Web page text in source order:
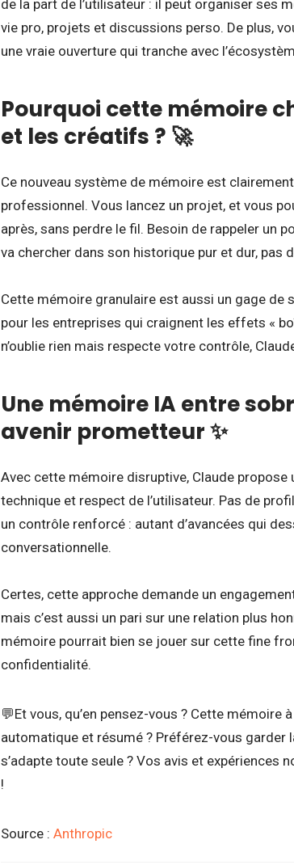
de la part de l’utilisateur : il peut organiser ses
vie pro, projets et discussions perso. De plus,
une vraie ouverture qui tranche avec
Pourquoi cette mémoire
et les créatifs ? 🚀
Ce nouveau système de mémoire est
professionnel. Vous lancez un projet, et vous
après, sans perdre le fil. Besoin de rappeler un
va chercher dans son historique pur et dur, pas
Cette mémoire granulaire est aussi un gage de
pour les entreprises qui craignent les effets «
n’oublie rien mais respecte votre contrôle,
Une mémoire IA entre
avenir prometteur ✨
Avec cette mémoire disruptive, Claude propose
technique et respect de l’utilisateur. Pas de
un contrôle renforcé : autant d’avancées qui
conversationnelle.
Certes, cette approche demande un
mais c’est aussi un pari sur une relation plus
mémoire pourrait bien se jouer sur cette fine
confidentialité.
💬Et vous, qu’en pensez-vous ? Cette mémoire
automatique et résumé ? Préférez-vous garder
s’adapte toute seule ? Vos avis et expériences
!
Source : Anthropic